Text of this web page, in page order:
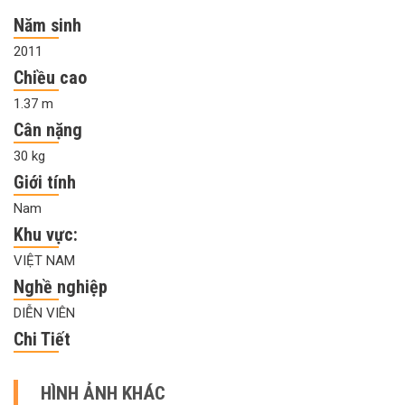
Năm sinh
2011
Chiều cao
1.37 m
Cân nặng
30 kg
Giới tính
Nam
Khu vực:
VIỆT NAM
Nghề nghiệp
DIỄN VIÊN
Chi Tiết
HÌNH ẢNH KHÁC